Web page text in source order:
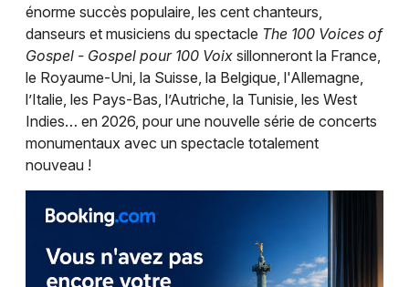
Mon email
Je m'abonne
énorme succès populaire, les cent chanteurs,
danseurs et musiciens du spectacle The 100 Voices of
Gospel - Gospel pour 100 Voix sillonneront la France,
le Royaume-Uni, la Suisse, la Belgique, l'Allemagne,
l’Italie, les Pays-Bas, l’Autriche, la Tunisie, les West
Indies… en 2026, pour une nouvelle série de concerts
monumentaux avec un spectacle totalement
nouveau !